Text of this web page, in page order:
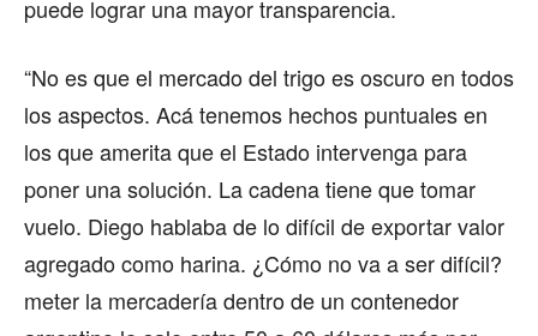
puede lograr una mayor transparencia.
“No es que el mercado del trigo es oscuro en todos
los aspectos. Acá tenemos hechos puntuales en
los que amerita que el Estado intervenga para
poner una solución. La cadena tiene que tomar
vuelo. Diego hablaba de lo difícil de exportar valor
agregado como harina. ¿Cómo no va a ser difícil?
meter la mercadería dentro de un contenedor